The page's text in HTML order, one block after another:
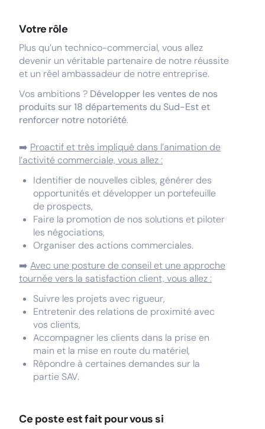
Votre rôle
Plus qu’un technico-commercial, vous allez
devenir un véritable partenaire de notre réussite
et un réel ambassadeur de notre entreprise.
Vos ambitions ? Développer les ventes de nos
produits sur 18 départements du Sud-Est et
renforcer notre notoriété.
➡️ Proactif et très impliqué dans l’animation de
l’activité commerciale, vous allez :
Identifier de nouvelles cibles, générer des
opportunités et développer un portefeuille
de prospects,
Faire la promotion de nos solutions et piloter
les négociations,
Organiser des actions commerciales.
➡️ Avec une posture de conseil et une approche
tournée vers la satisfaction client, vous allez :
Suivre les projets avec rigueur,
Entretenir des relations de proximité avec
vos clients,
Accompagner les clients dans la prise en
main et la mise en route du matériel,
Répondre à certaines demandes sur la
partie SAV.
Ce poste est fait pour vous si